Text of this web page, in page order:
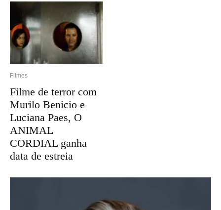
Filmes
Filme de terror com
Murilo Benicio e
Luciana Paes, O
ANIMAL
CORDIAL ganha
data de estreia